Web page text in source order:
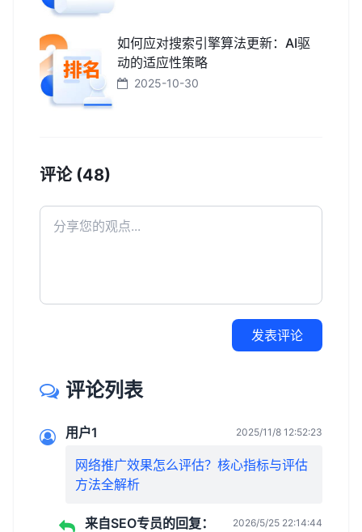
如何应对搜索引擎算法更新：AI驱
动的适应性策略
2025-10-30
评论 (48)
发表评论
评论列表
用户1 2025/11/8 12:52:23
网络推广效果怎么评估？核心指标与评估
方法全解析
来自SEO专员的回复： 2026/5/25 22:14:44